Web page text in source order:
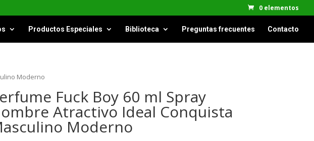
0 elementos
Productos Especiales Biblioteca Preguntas frecuentes Contacto
Moderno
Fuck Boy 60 ml Spray
Atractivo Ideal Conquista
Moderno